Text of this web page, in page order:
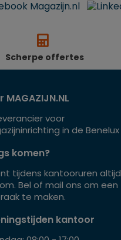
Scherpe offertes
MAGAZIJN.NL
voor
in de Benelux
komen?
tijdens kantooruren altijd
Bel of mail ons om een
te maken.
kantoor